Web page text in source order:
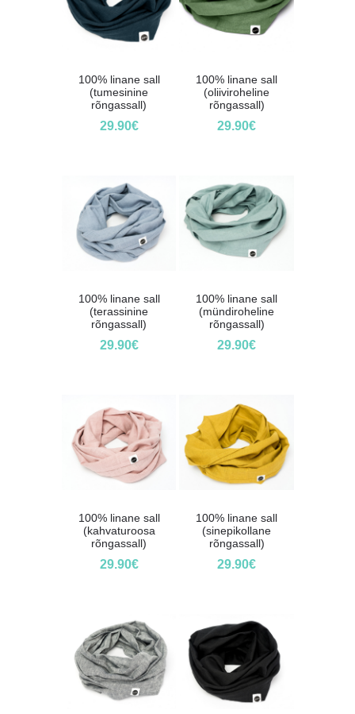
100% linane sall
(tumesinine
rõngassall)
29.90€
100% linane sall
(oliiviroheline
rõngassall)
29.90€
100% linane sall
(terassinine
rõngassall)
29.90€
100% linane sall
(mündiroheline
rõngassall)
29.90€
100% linane sall
(kahvaturoosa
rõngassall)
29.90€
100% linane sall
(sinepikollane
rõngassall)
29.90€